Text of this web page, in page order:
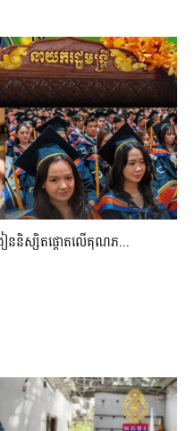
ននិស្សិតផ្តោតលើគុណភ...